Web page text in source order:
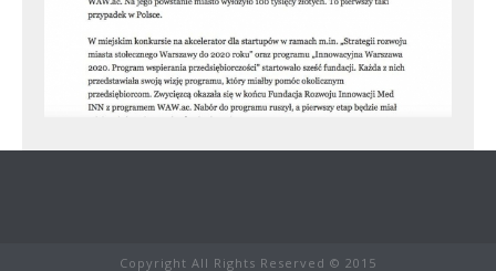
Copyright All Rights Reserved © 2015